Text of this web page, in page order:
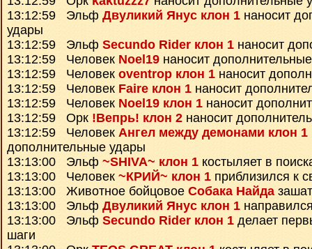
13:12:59 Эльф Двуликий Янус клон 1 наносит
удары
13:12:59 Эльф Secundo Rider клон 1 наносит
13:12:59 Человек Noel19 наносит
13:12:59 Человек oventrop клон 1 наносит
13:12:59 Человек Faire клон 1 наносит
13:12:59 Человек Noel19 клон 1 наносит
13:12:59 Орк !Вепрь! клон 2 наносит
13:12:59 Человек Ангел между демонами клон 1
дополнительные удары
13:13:00 Эльф ~SHIVA~ клон 1 костыляет в
13:13:00 Человек ~КРИЙ~ клон 1 приблизился к
13:13:00 Животное бойцовое Собака Найда
13:13:00 Эльф Двуликий Янус клон 1
13:13:00 Эльф Secundo Rider клон 1 делает
шаги